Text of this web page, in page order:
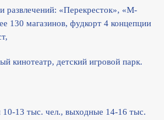
развлечений: «Перекресток», «М-
130 магазинов, фудкорт 4 концепции
кинотеатр, детский игровой парк.
10-13 тыс. чел., выходные 14-16 тыс.